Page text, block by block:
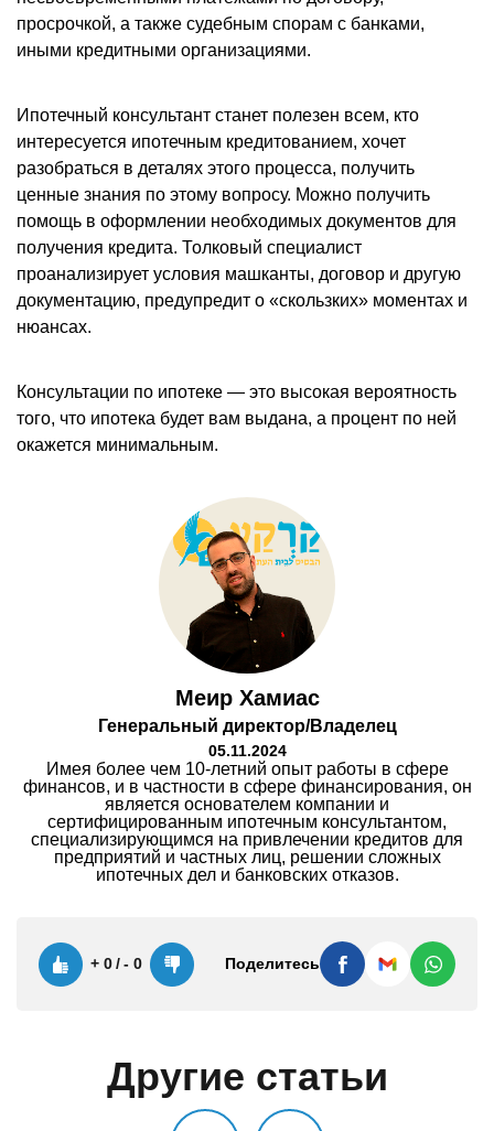
просрочкой, а также судебным спорам с банками,
иными кредитными организациями.
Ипотечный консультант станет полезен всем, кто
интересуется ипотечным кредитованием, хочет
разобраться в деталях этого процесса, получить
ценные знания по этому вопросу. Можно получить
помощь в оформлении необходимых документов для
получения кредита. Толковый специалист
проанализирует условия машканты, договор и другую
документацию, предупредит о «скользких» моментах и
нюансах.
Консультации по ипотеке — это высокая вероятность
того, что ипотека будет вам выдана, а процент по ней
окажется минимальным.
Меир Хамиас
Генеральный директор/Владелец
05.11.2024
Имея более чем 10-летний опыт работы в сфере
финансов, и в частности в сфере финансирования, он
является основателем компании и
сертифицированным ипотечным консультантом,
специализирующимся на привлечении кредитов для
предприятий и частных лиц, решении сложных
ипотечных дел и банковских отказов.
+ 0 / - 0 Поделитесь
Другие статьи